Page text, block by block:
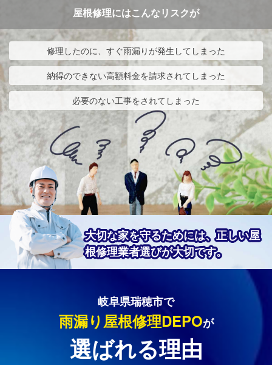
屋根修理にはこんなリスクが
修理したのに、すぐ雨漏りが発生してしまった
納得のできない高額料金を請求されてしまった
必要のない工事をされてしまった
大切な家を守るためには、正しい屋
根修理業者選びが大切です。
岐阜県瑞穂市で
雨漏り屋根修理DEPOが
選ばれる理由